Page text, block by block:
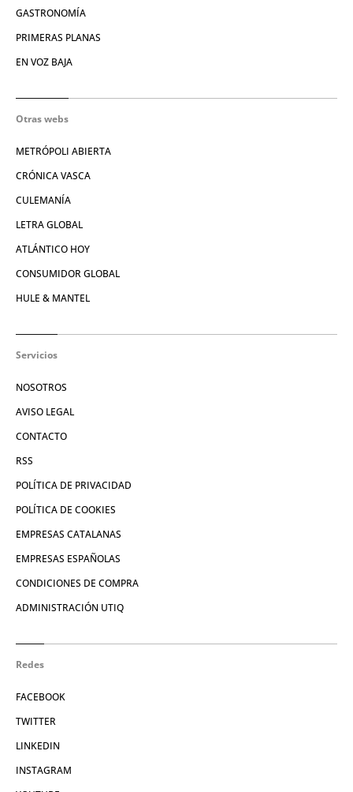
GASTRONOMÍA
PRIMERAS PLANAS
EN VOZ BAJA
Otras webs
METRÓPOLI ABIERTA
CRÓNICA VASCA
CULEMANÍA
LETRA GLOBAL
ATLÁNTICO HOY
CONSUMIDOR GLOBAL
HULE & MANTEL
Servicios
NOSOTROS
AVISO LEGAL
CONTACTO
RSS
POLÍTICA DE PRIVACIDAD
POLÍTICA DE COOKIES
EMPRESAS CATALANAS
EMPRESAS ESPAÑOLAS
CONDICIONES DE COMPRA
ADMINISTRACIÓN UTIQ
Redes
FACEBOOK
TWITTER
LINKEDIN
INSTAGRAM